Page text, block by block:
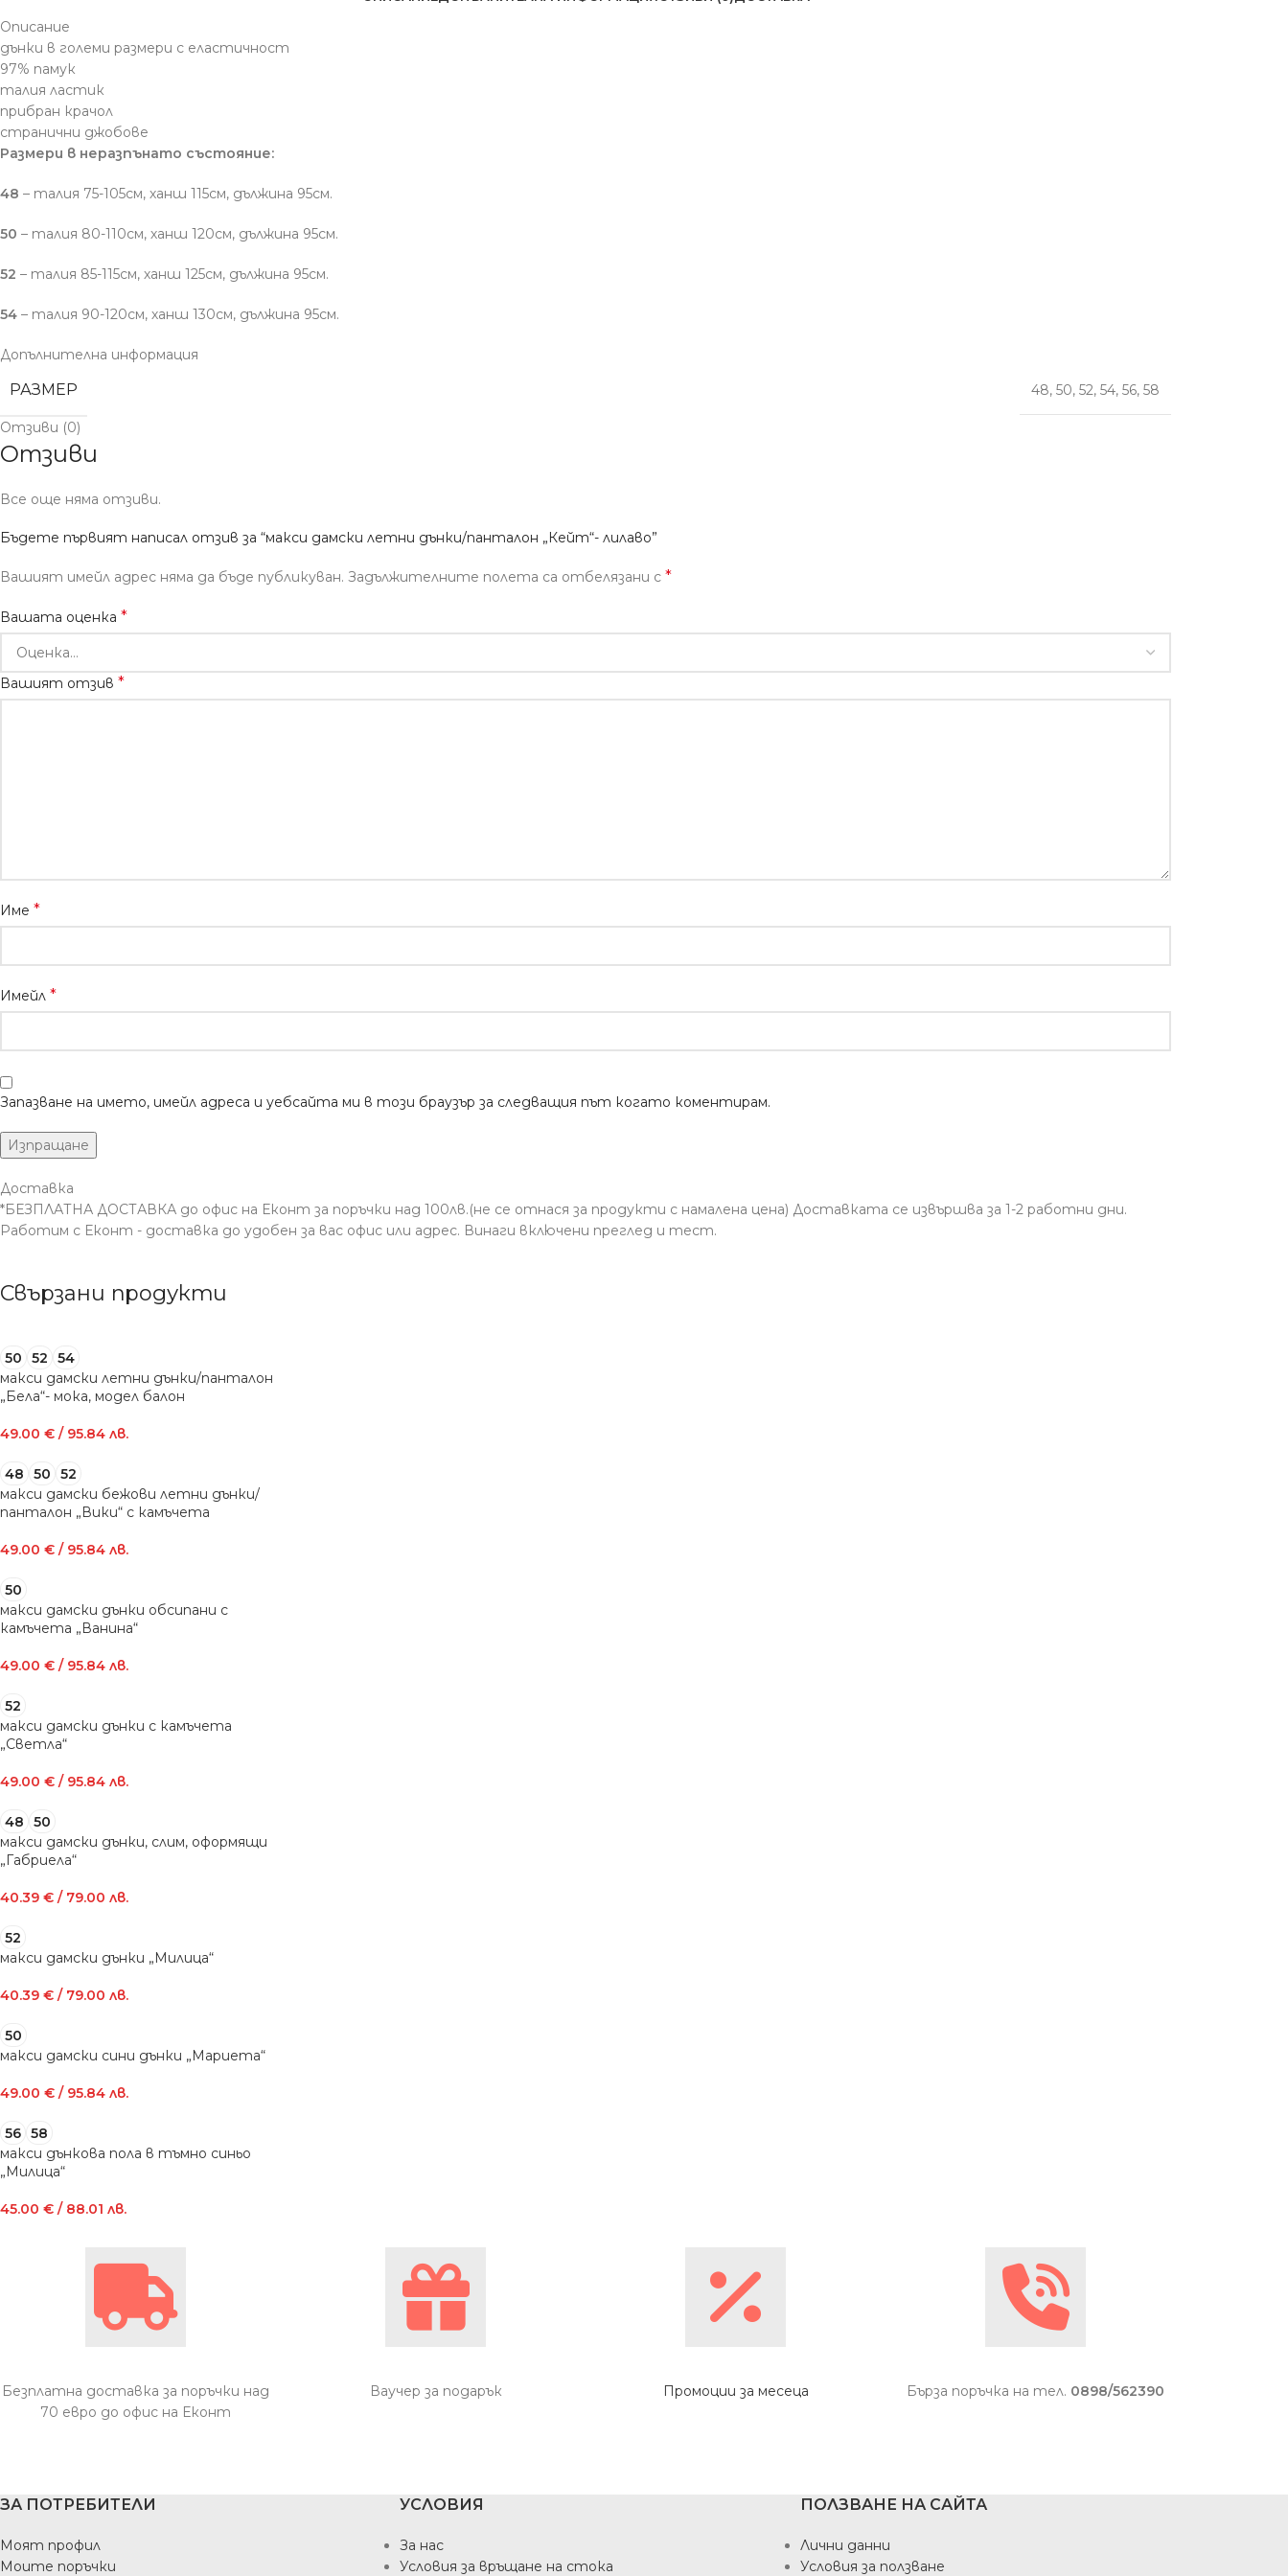
Описание
дънки в големи размери с еластичност
97% памук
талия ластик
прибран крачол
странични джобове
Размери в неразпънато състояние:
48 – талия 75-105см, ханш 115см, дължина 95см.
50 – талия 80-110см, ханш 120см, дължина 95см.
52 – талия 85-115см, ханш 125см, дължина 95см.
54 – талия 90-120см, ханш 130см, дължина 95см.
Допълнителна информация
РАЗМЕР 48, 50, 52, 54, 56, 58
Отзиви (0)
Отзиви
Все още няма отзиви.
Бъдете първият написал отзив за “макси дамски летни дънки/панталон „Кейт“- лилаво”
Вашият имейл адрес няма да бъде публикуван. Задължителните полета са отбелязани с *
Вашата оценка *
Вашият отзив *
Име *
Имейл *
Запазване на името, имейл адреса и уебсайта ми в този браузър за следващия път когато коментирам.
Доставка
*БЕЗПЛАТНА ДОСТАВКА до офис на Еконт за поръчки над 100лв.(не се отнася за продукти с намалена цена) Доставката се извършва за 1-2 работни дни.
Работим с Еконт - доставка до удобен за вас офис или адрес. Винаги включени преглед и тест.
Свързани продукти
50 52
54
макси дамски летни дънки/панталон
„Бела“- мока, модел балон
49.00 € / 95.84 лв.
48 50
52
макси дамски бежови летни дънки/
панталон „Вики“ с камъчета
49.00 € / 95.84 лв.
50
макси дамски дънки обсипани с
камъчета „Ванина“
49.00 € / 95.84 лв.
52
макси дамски дънки с камъчета
„Светла“
49.00 € / 95.84 лв.
48
50
макси дамски дънки, слим, оформящи
„Габриела“
40.39 € / 79.00 лв.
52
макси дамски дънки „Милица“
40.39 € / 79.00 лв.
50
макси дамски сини дънки „Мариета“
49.00 € / 95.84 лв.
56 58
макси дънкова пола в тъмно синьо
„Милица“
45.00 € / 88.01 лв.
Безплатна доставка за поръчки над
70 евро до офис на Еконт
Ваучер за подарък Промоции за месеца Бърза поръчка на тел. 0898/562390
ЗА ПОТРЕБИТЕЛИ
Моят профил
Моите поръчки
УСЛОВИЯ
За нас
Условия за връщане на стока
ПОЛЗВАНЕ НА САЙТА
Лични данни
Условия за ползване